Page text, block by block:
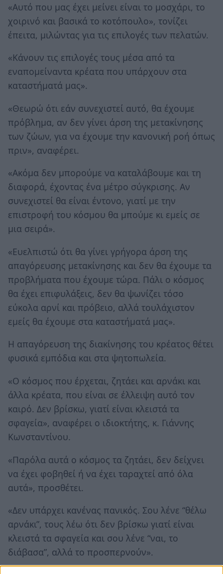
«Αυτό που μας έχει μείνει είναι το μοσχάρι, το
χοιρινό και βασικά το κοτόπουλο», τονίζει
έπειτα, μιλώντας για τις επιλογές των πελατών.
«Κάνουν τις επιλογές τους μέσα από τα
εναπομείναντα κρέατα που υπάρχουν στα
καταστήματά μας».
«Θεωρώ ότι εάν συνεχιστεί αυτό, θα έχουμε
πρόβλημα, αν δεν γίνει άρση της μετακίνησης
των ζώων, για να έχουμε την κανονική ροή όπως
πριν», αναφέρει.
«Ακόμα δεν μπορούμε να καταλάβουμε και τη
διαφορά, έχοντας ένα μέτρο σύγκρισης. Αν
συνεχιστεί θα είναι έντονο, γιατί με την
επιστροφή του κόσμου θα μπούμε κι εμείς σε
μια σειρά».
«Ευελπιστώ ότι θα γίνει γρήγορα άρση της
απαγόρευσης μετακίνησης και δεν θα έχουμε τα
προβλήματα που έχουμε τώρα. Πάλι ο κόσμος
θα έχει επιφυλάξεις, δεν θα ψωνίζει τόσο
εύκολα αρνί και πρόβειο, αλλά τουλάχιστον
εμείς θα έχουμε στα καταστήματά μας».
Η απαγόρευση της διακίνησης του κρέατος θέτει
φυσικά εμπόδια και στα ψητοπωλεία.
«Ο κόσμος που έρχεται, ζητάει και αρνάκι και
άλλα κρέατα, που είναι σε έλλειψη αυτό τον
καιρό. Δεν βρίσκω, γιατί είναι κλειστά τα
σφαγεία», αναφέρει ο ιδιοκτήτης, κ. Γιάννης
Κωνσταντίνου.
«Παρόλα αυτά ο κόσμος τα ζητάει, δεν δείχνει
να έχει φοβηθεί ή να έχει ταραχτεί από όλα
αυτά», προσθέτει.
«Δεν υπάρχει κανένας πανικός. Σου λένε “θέλω
αρνάκι”, τους λέω ότι δεν βρίσκω γιατί είναι
κλειστά τα σφαγεία και σου λένε “ναι, το
διάβασα”, αλλά το προσπερνούν».